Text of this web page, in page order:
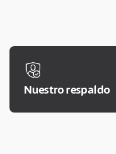
Nuestro respaldo
shield-user